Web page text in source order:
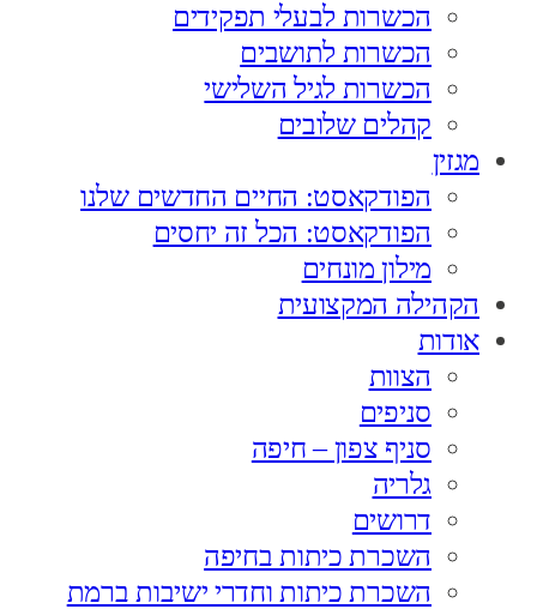
הכשרות לבעלי תפקידים
הכשרות לתושבים
הכשרות לגיל השלישי
קהלים שלובים
מגזין
הפודקאסט: החיים החדשים שלנו
הפודקאסט: הכל זה יחסים
מילון מונחים
הקהילה המקצועית
אודות
הצוות
סניפים
סניף צפון – חיפה
גלריה
דרושים
השכרת כיתות בחיפה
השכרת כיתות וחדרי ישיבות ברמת